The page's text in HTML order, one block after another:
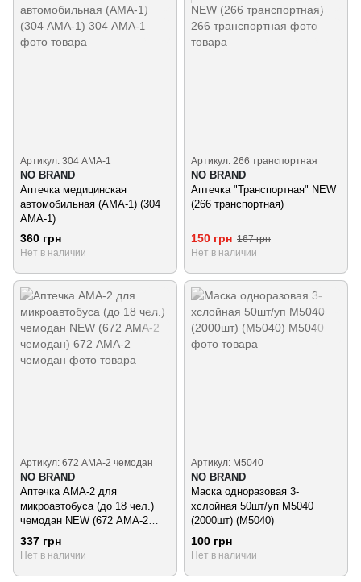
Артикул: 304 АМА-1
NO BRAND
Аптечка медицинская
автомобильная (АМА-1) (304
АМА-1)
360 грн
Нет в наличии
Артикул: 266 транспортная
NO BRAND
Аптечка "Транспортная" NEW
(266 транспортная)
150 грн 167 грн
Нет в наличии
Артикул: 672 АМА-2 чемодан
NO BRAND
Аптечка АМА-2 для
микроавтобуса (до 18 чел.)
чемодан NEW (672 АМА-2
чемодан)
337 грн
Нет в наличии
Артикул: М5040
NO BRAND
Маска одноразовая 3-
хслойная 50шт/уп М5040
(2000шт) (М5040)
100 грн
Нет в наличии